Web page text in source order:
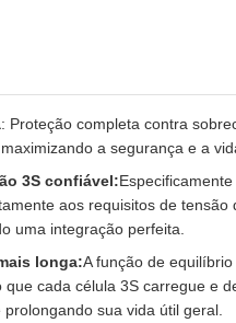
: Proteção completa contra
a segurança e a
3S confiável:
aos requisitos de
uma integração perfeita.
longa:A função de
cada célula 3S carregue e
sua vida útil geral.